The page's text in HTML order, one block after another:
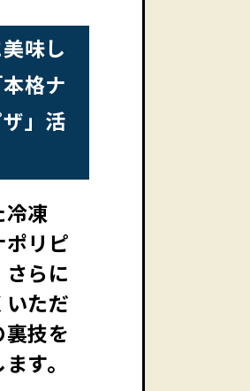
味し
格ナ
」活
冷凍
ポリピ
らに
ただ
裏技を
す。